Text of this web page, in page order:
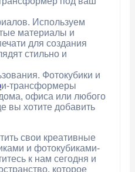
Используем
материалы и
для создания
стильно и
Фотокубики и
и-трансформеры
офиса или любого
вы хотите добавить
свои креативные
и фотокубиками-
к нам сегодня и
которое